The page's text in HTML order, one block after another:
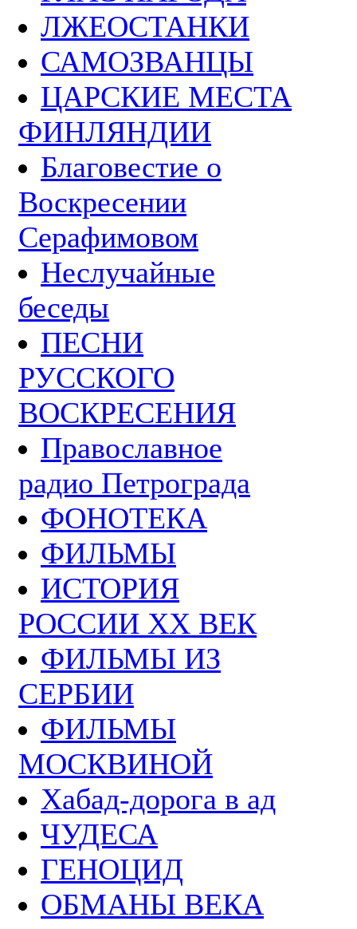
ЛЖЕОСТАНКИ
САМОЗВАНЦЫ
ЦАРСКИЕ МЕСТА
ФИНЛЯНДИИ
Благовестие о
Воскресении
Серафимовом
Неслучайные
беседы
ПЕСНИ
РУССКОГО
ВОСКРЕСЕНИЯ
Православное
радио Петрограда
ФОНОТЕКА
ФИЛЬМЫ
ИСТОРИЯ
РОССИИ ХХ ВЕК
ФИЛЬМЫ ИЗ
СЕРБИИ
ФИЛЬМЫ
МОСКВИНОЙ
Хабад-дорога в ад
ЧУДЕСА
ГЕНОЦИД
ОБМАНЫ ВЕКА